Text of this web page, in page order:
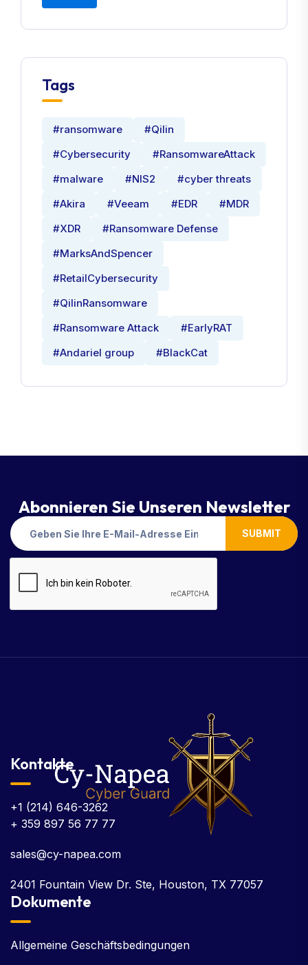
Tags
#ransomware
#Qilin
#Cybersecurity
#RansomwareAttack
#malware
#NIS2
#cyber threats
#Akira
#Veeam #EDR
#MDR
#XDR
#Ransomware Defense
#MarksAndSpencer
#RetailCybersecurity
#QilinRansomware
#Ransomware Attack
#EarlyRAT
#Andariel group
#BlackCat
Abonnieren Sie Unseren Newsletter
SUBMIT
Kontakte
+1 (214) 646-3262
+ 359 897 56 77 77
sales@cy-napea.com
2401 Fountain View Dr. Ste, Houston, TX 77057
Dokumente
Allgemeine Geschäftsbedingungen